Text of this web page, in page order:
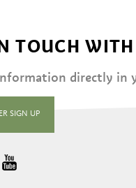
TOUCH WITH
directly in
SIGN UP